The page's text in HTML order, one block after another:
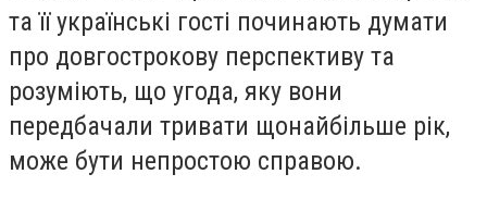
та її українські гості починають думати
про довгострокову перспективу та
розуміють, що угода, яку вони
передбачали тривати щонайбільше рік,
може бути непростою справою.